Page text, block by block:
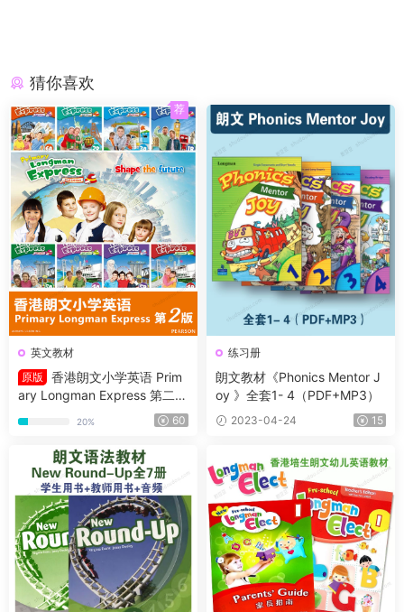
猜你喜欢
英文教材
原版
香港朗文小学英语 Prim
ary Longman Express 第二版
1A-6B全套高清原版PDF+音频
20% 60
荐
练习册
朗文教材《Phonics Mentor J
oy 》全套1- 4（PDF+MP3）
2023-04-24 15